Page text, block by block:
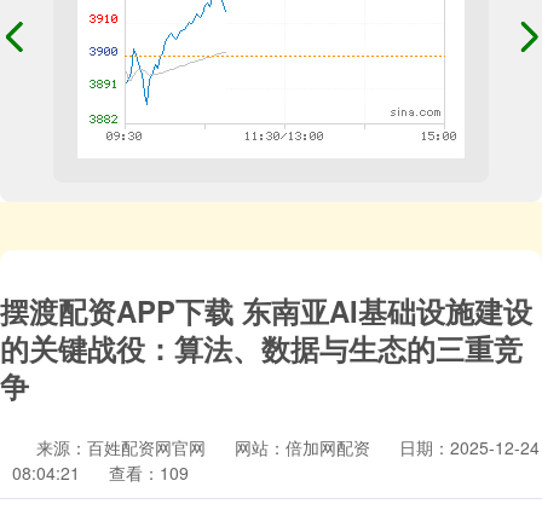
摆渡配资APP下载 东南亚AI基础设施建设
的关键战役：算法、数据与生态的三重竞
争
来源：百姓配资网官网 网站：倍加网配资
日期：2025-12-24
08:04:21
查看：109